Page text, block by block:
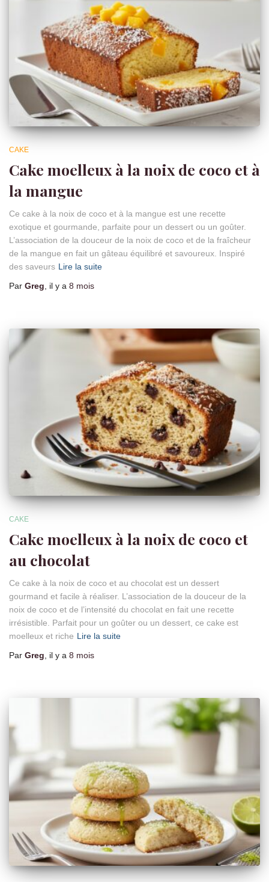
CAKE
Cake moelleux à la noix de coco et à
la mangue
Ce cake à la noix de coco et à la mangue est une recette
exotique et gourmande, parfaite pour un dessert ou un goûter.
L’association de la douceur de la noix de coco et de la fraîcheur
de la mangue en fait un gâteau équilibré et savoureux. Inspiré
des saveurs Lire la suite
Par Greg , il y a 8 mois
CAKE
Cake moelleux à la noix de coco et
au chocolat
Ce cake à la noix de coco et au chocolat est un dessert
gourmand et facile à réaliser. L’association de la douceur de la
noix de coco et de l’intensité du chocolat en fait une recette
irrésistible. Parfait pour un goûter ou un dessert, ce cake est
moelleux et riche Lire la suite
Par Greg , il y a 8 mois